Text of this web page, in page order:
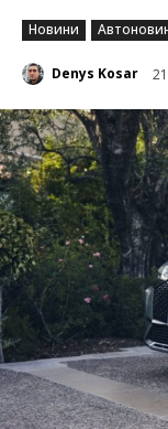
Новини
Denys Kosar